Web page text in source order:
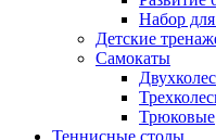
Набор для
Детские
Самокаты
Трюковые
Теннисные столы